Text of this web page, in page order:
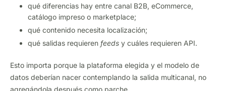
qué diferencias hay entre canal B2B, eCommerce,
catálogo impreso o marketplace;
qué contenido necesita localización;
qué salidas requieren feeds y cuáles requieren API.
Esto importa porque la plataforma elegida y el modelo de
datos deberían nacer contemplando la salida multicanal, no
agregándola después como parche.